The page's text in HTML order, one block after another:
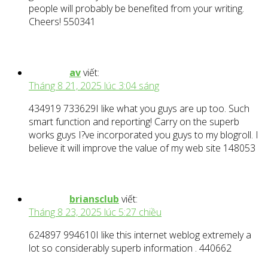
people will probably be benefited from your writing.
Cheers! 550341
avviết:
Tháng 8 21, 2025 lúc 3:04 sáng
434919 733629I like what you guys are up too. Such
smart function and reporting! Carry on the superb
works guys I?ve incorporated you guys to my blogroll. I
believe it will improve the value of my web site 148053
briansclub viết:
Tháng 8 23, 2025 lúc 5:27 chiều
624897 994610I like this internet weblog extremely a
lot so considerably superb information . 440662